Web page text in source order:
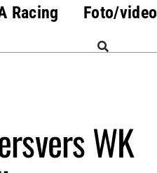
Racing Foto/video
WK